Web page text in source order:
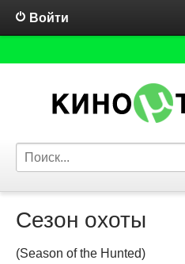
Войти
Сезон охоты
(Season of the Hunted)